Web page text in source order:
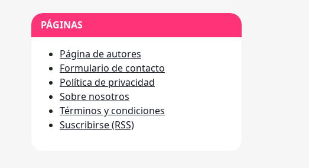
PÁGINAS
Página de autores
Formulario de contacto
Política de privacidad
Sobre nosotros
Términos y condiciones
Suscribirse (RSS)